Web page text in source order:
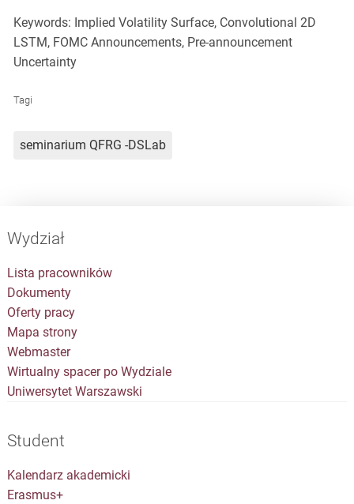
Keywords: Implied Volatility Surface, Convolutional 2D
LSTM, FOMC Announcements, Pre-announcement
Uncertainty
Tagi
seminarium QFRG -DSLab
Wydział
Lista pracowników
Dokumenty
Oferty pracy
Mapa strony
Webmaster
Wirtualny spacer po Wydziale
Uniwersytet Warszawski
Student
Kalendarz akademicki
Erasmus+